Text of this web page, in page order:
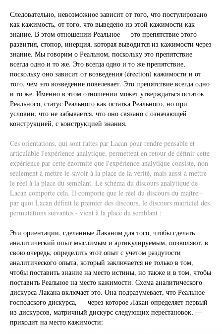
Следовательно, невозможное зависит от того, что постулировано
как кажимость, от того, что выведено из этой кажимости как
знание. В этом отношении Реальное — это препятствие этого
развития, стопор, инерция, которая выводится из кажимости через
знание. Мы говорим о Реальном, поскольку это препятствие
всегда одно и то же. Это всегда одно и то же препятствие,
поскольку оно зависит от возведения (érection) кажимости и от
того, чем это возведение повелевает. Это препятствие всегда одно
и то же. Именно в этом отношении может утверждаться остаток
Реального, статус Реального как остатка Реального, но при
условии, что не забывается, что оно связано с означающей
конструкцией, с конструкцией знания.
Ces orientations, qui sont faites par Lacan pour rendre pensable et
articulable l'expérience analytique, permettent en retour de définir cette
expérience par cette énormité que l'expérience analytique consiste, non
seulement à mettre le savoir à la place de la vérité, mais aussi à mettre
le réel à la place du semblant. Le schéma du discours analytique de
Lacan comporte cela. Il comporte que le réel du discours du maître -
par quoi Lacan définit le premier des discours, le discours matriciel des
permutations suivantes - vient à la place du semblant :
Эти ориентации, сделанные Лаканом для того, чтобы сделать
аналитический опыт мыслимым и артикулируемым, позволяют, в
свою очередь, определить этот опыт с учетом раздутости
аналитического опыта, который заключается не только в том,
чтобы поставить знание на место истины, но также и в том, чтобы
поставить Реальное на место кажимости. Схема аналитического
дискурса Лакана включает это. Она подразумевает, что Реальное
господского дискурса, — через которое Лакан определяет первый
из дискурсов, матричный дискурс следующих перестановок, —
приходит на место кажимости: